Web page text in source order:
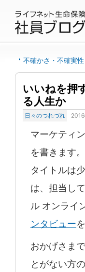
不確かさ・不確実性
いいねを押
る人生か
日々のつれづれ
マーケティ
を書きます。
タイトルは
は、担当し
ル オンライ
ンタビュー
おかげさま
とがない方